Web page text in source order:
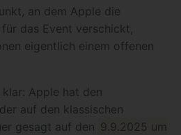
an dem Apple die
das Event verschickt,
eigentlich einem offenen
Apple hat den
auf den klassischen
gesagt auf den 9.9.2025 um